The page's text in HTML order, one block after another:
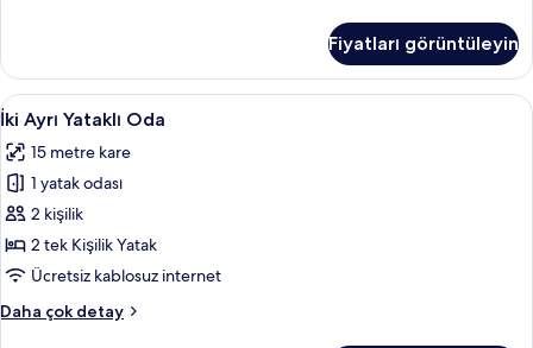
daha
fazla
detay
Fiyatları görüntüleyin
İki
Ayrı
Yataklı
Oda
için
tüm
fotoğrafları
Odada kasa, masa, ücretsiz kablosuz
4
İki Ayrı Yataklı Oda
15 metre kare
1 yatak odası
2 kişilik
2 tek Kişilik Yatak
Ücretsiz kablosuz internet
Daha çok detay
İki